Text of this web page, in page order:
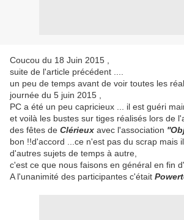
Coucou du 18 Juin 2015 ,
suite de l'article précédent ....
un peu de temps avant de voir toutes les
journée du 5 juin 2015 ,
PC a été un peu capricieux ... il est guéri
et voilà les bustes sur tiges réalisés lors de
des fêtes de Clérieux avec l'association
bon !!d'accord ...ce n'est pas du scrap mais
d'autres sujets de temps à autre,
c'est ce que nous faisons en général en fin
A l'unanimité des participantes c'était